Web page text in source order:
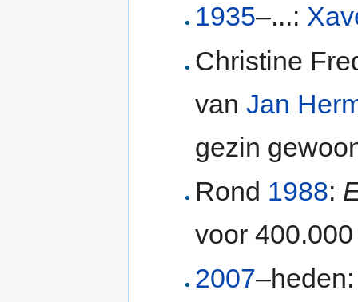
1935–...:
Christine
vanJan
gezin
Rond 1988:
voor
2007